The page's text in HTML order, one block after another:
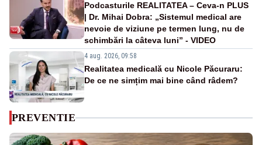
Podcasturile REALITATEA – Ceva-n PLUS
| Dr. Mihai Dobra: „Sistemul medical are
nevoie de viziune pe termen lung, nu de
schimbări la câteva luni” - VIDEO
4 aug. 2026, 09:58
Realitatea medicală cu Nicole Păcuraru:
De ce ne simțim mai bine când râdem?
PREVENTIE